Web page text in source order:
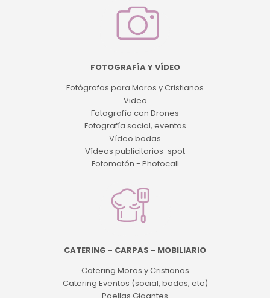
FOTOGRAFÍA Y VÍDEO
Fotógrafos para Moros y Cristianos
Video
Fotografía con Drones
Fotografía social, eventos
Vídeo bodas
Vídeos publicitarios-spot
Fotomatón - Photocall
CATERING - CARPAS - MOBILIARIO
Catering Moros y Cristianos
Catering Eventos (social, bodas, etc)